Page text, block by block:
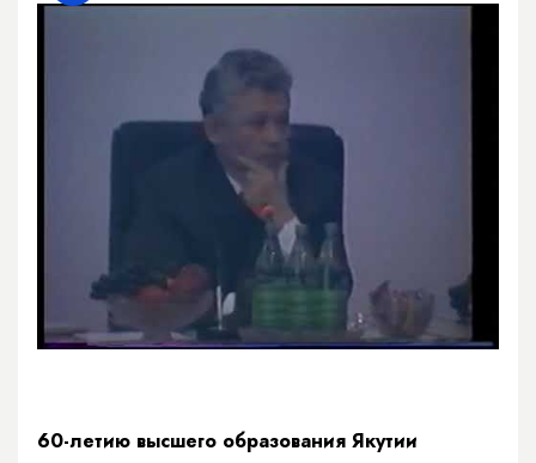
60-летию высшего образования Якутии